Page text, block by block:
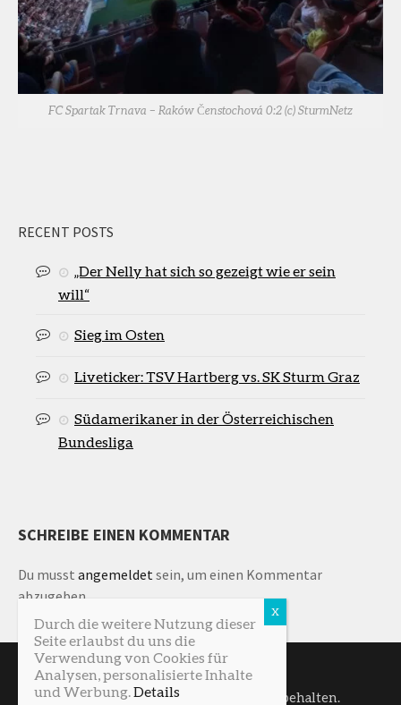
FC Spartak Trnava – Raków Čenstochová 0:2 (c) SturmNetz
RECENT POSTS
„Der Nelly hat sich so gezeigt wie er sein
will“
Sieg im Osten
Liveticker: TSV Hartberg vs. SK Sturm Graz
Südamerikaner in der Österreichischen
Bundesliga
SCHREIBE EINEN KOMMENTAR
Du musst angemeldetsein, um einen Kommentar
abzugeben.
SturmNetz © 2026. Alle Rechte vorbehalten.
Durch die weitere Nutzung dieser
Seite erlaubst du uns die
Verwendung von Cookies für
Analysen, personalisierte Inhalte
und Werbung.Details